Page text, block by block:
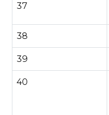
37
38
39
40